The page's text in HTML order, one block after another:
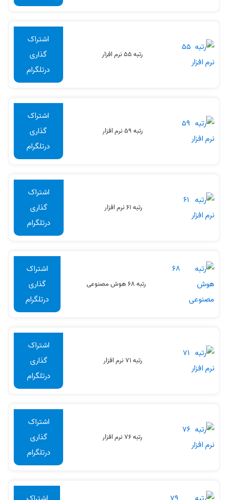
رتبه 55 نرم افزار
اشتراک
گذاری
درتلگرام
رتبه 59 نرم افزار
اشتراک
گذاری
درتلگرام
رتبه 61 نرم افزار
اشتراک
گذاری
درتلگرام
رتبه 68 هوش مصنوعی
اشتراک
گذاری
درتلگرام
رتبه 71 نرم افزار
اشتراک
گذاری
درتلگرام
رتبه 76 نرم افزار
اشتراک
گذاری
درتلگرام